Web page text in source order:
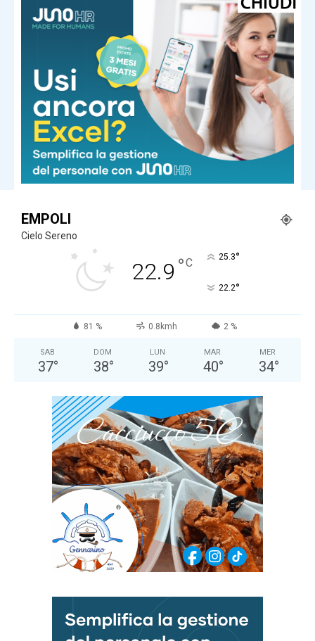
Orlandi-Gregori, in Commissione una
conoscente di Mirella: il mistero del
numero telefonico e spunta un
‘Alessandro’
Ultima ora
Vitto e alloggio gratis sull’isola greca,
bisogna ‘solo’ occuparsi dei gatti
Carica altri
EMPOLI
Cielo Sereno
22.9 °C 25.3°
22.2°
81 % 0.8kmh 2 %
SAB
37°
DOM
38°
LUN
39°
MAR
40°
MER
34°